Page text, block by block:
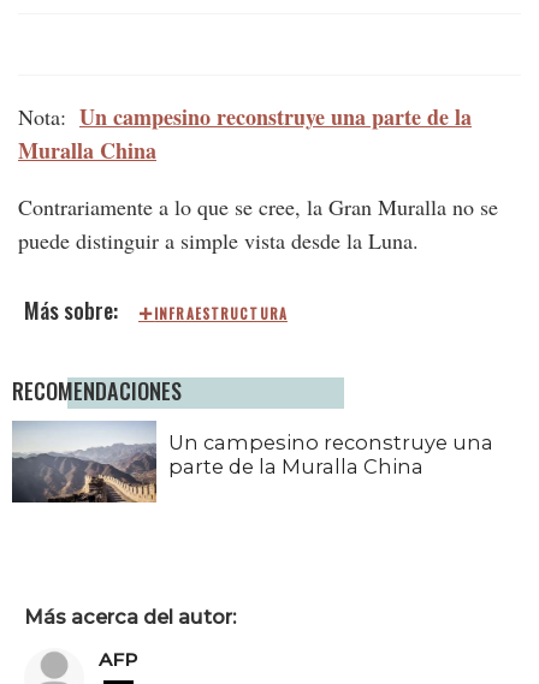
Nota: Un campesino reconstruye una parte de la
Muralla China
Contrariamente a lo que se cree, la Gran Muralla no se
puede distinguir a simple vista desde la Luna.
INFRAESTRUCTURA
RECOMENDACIONES
Un campesino reconstruye una
parte de la Muralla China
Más acerca del autor:
AFP